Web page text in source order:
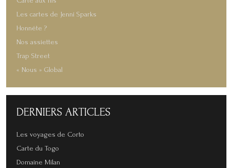
Les cartes de Jenni Sparks
Honnête ?
Nos assiettes
Trap Street
« Nous » Global
DERNIERS ARTICLES
Les voyages de Corto
Carte du Togo
Domaine Milan